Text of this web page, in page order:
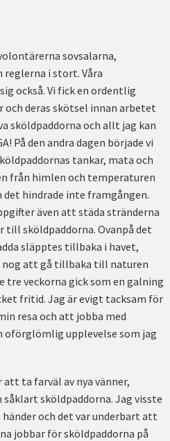
sovsalarna,
i stort. Våra
också. Vi fick en ordentlig
deras skötsel innan arbetet
sköldpaddorna och allt jag kan
På den andra dagen började vi
tankar, mata och
från himlen och temperaturen
det hindrade inte framgången.
även att städa stränderna
till sköldpaddorna. Ovanpå det
släpptes tillbaka i havet,
nog att gå tillbaka till naturen
tre veckorna gick som en galning
fritid. Jag är evigt tacksam för
resa och att jobba med
oförglömlig upplevelse som jag
ta farväl av nya vänner,
sköldpaddorna. Jag visste
och det var underbart att
jobbar för sköldpaddorna på